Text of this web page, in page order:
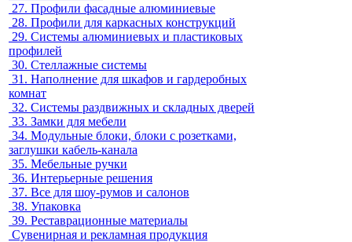
27. Профили фасадные алюминиевые
28. Профили для каркасных конструкций
29. Системы алюминиевых и пластиковых
профилей
30. Стеллажные системы
31. Наполнение для шкафов и гардеробных
комнат
32. Системы раздвижных и складных дверей
33. Замки для мебели
34. Модульные блоки, блоки с розетками,
заглушки кабель-канала
35. Мебельные ручки
36. Интерьерные решения
37. Все для шоу-румов и салонов
38. Упаковка
39. Реставрационные материалы
Сувенирная и рекламная продукция